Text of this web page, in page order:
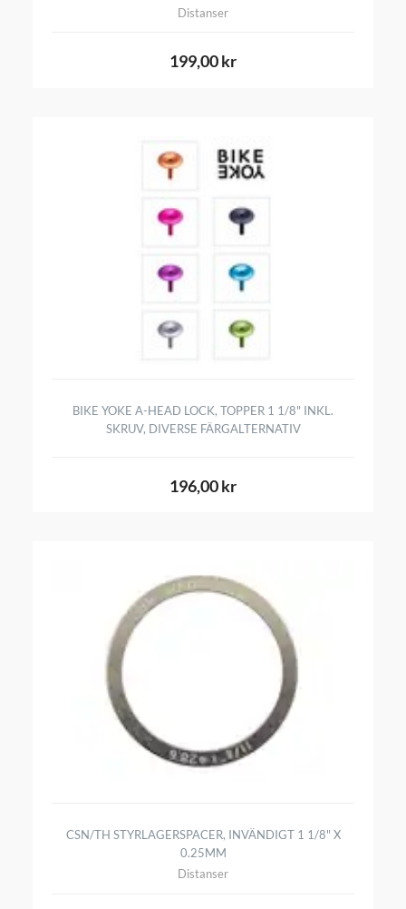
Distanser
199,00 kr
BIKE YOKE A-HEAD LOCK, TOPPER 1 1/8" INKL.
SKRUV, DIVERSE FÄRGALTERNATIV
196,00 kr
CSN/TH STYRLAGERSPACER, INVÄNDIGT 1 1/8" X
0.25MM
Distanser